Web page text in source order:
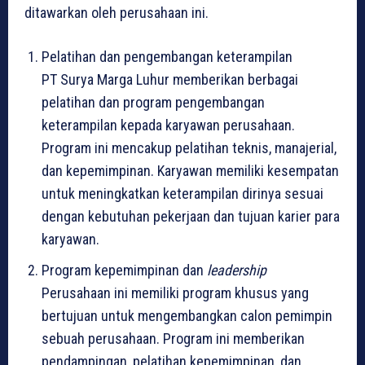
ditawarkan oleh perusahaan ini.
Pelatihan dan pengembangan keterampilan
PT Surya Marga Luhur memberikan berbagai
pelatihan dan program pengembangan
keterampilan kepada karyawan perusahaan.
Program ini mencakup pelatihan teknis, manajerial,
dan kepemimpinan. Karyawan memiliki kesempatan
untuk meningkatkan keterampilan dirinya sesuai
dengan kebutuhan pekerjaan dan tujuan karier para
karyawan.
Program kepemimpinan dan leadership
Perusahaan ini memiliki program khusus yang
bertujuan untuk mengembangkan calon pemimpin
sebuah perusahaan. Program ini memberikan
pendampingan, pelatihan kepemimpinan, dan